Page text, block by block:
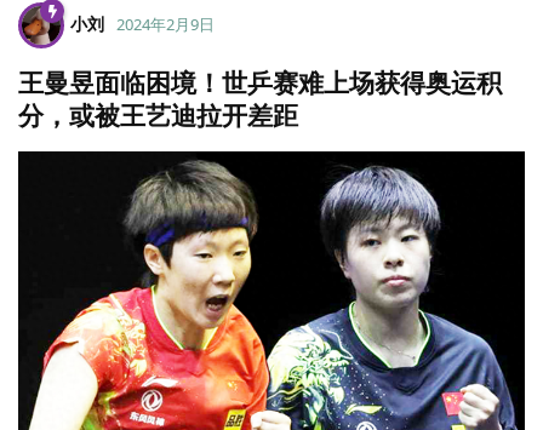
小刘 2024年2月9日
王曼昱面临困境！世乒赛难上场获得奥运积
分，或被王艺迪拉开差距